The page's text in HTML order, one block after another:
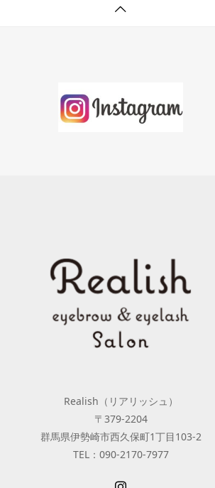
Realish（リアリッシュ）
〒379-2204
群馬県伊勢崎市西久保町1丁目103-2
TEL：090-2170-7977